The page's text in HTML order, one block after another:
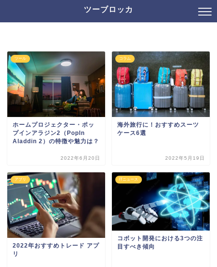
ツーブロッカ
ツール
ホームプロジェクター・ポッ
プインアラジン2（PopIn
Aladdin 2）の特徴や魅力は？
2022年6月20日
コラム
海外旅行に！おすすめスーツ
ケース6選
2022年5月19日
アプリ
2022年おすすめトレード アプ
リ
ITニュース
コボット開発における3つの注
目すべき傾向